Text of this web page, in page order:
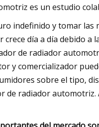
es un estudio
indefinido y tomar
día a día debido
de radiador
y comercializador
sobre el tipo,
radiador automotriz.